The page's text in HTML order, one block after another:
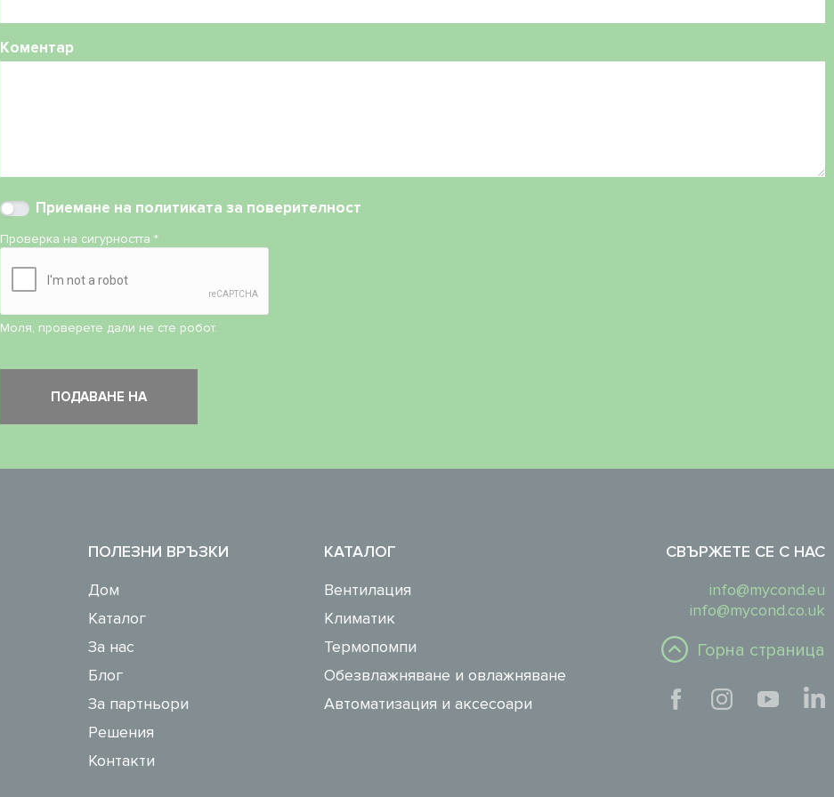
Коментар
Приемане на политиката за поверителност
Проверка на сигурността*
Моля, проверете дали не сте робот.
ПОЛЕЗНИ ВРЪЗКИ
Дом
Каталог
За нас
Блог
За партньори
Решения
Контакти
КАТАЛОГ
Вентилация
Климатик
Термопомпи
Обезвлажняване и овлажняване
Автоматизация и аксесоари
СВЪРЖЕТЕ СЕ С НАС
info@mycond.eu
info@mycond.co.uk
Горна страница